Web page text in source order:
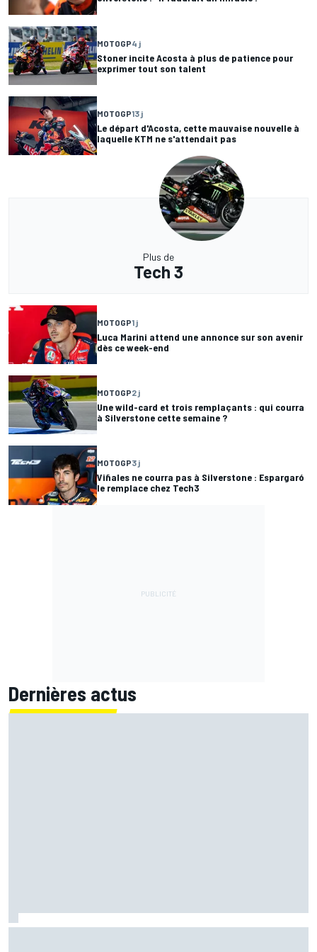
MOTOGP4 j
Stoner incite Acosta à plus de patience pour
exprimer tout son talent
MOTOGP13 j
Le départ d'Acosta, cette mauvaise nouvelle à
laquelle KTM ne s'attendait pas
Plus de
Tech 3
MOTOGP1 j
Luca Marini attend une annonce sur son avenir
dès ce week-end
MOTOGP2 j
Une wild-card et trois remplaçants : qui courra
à Silverstone cette semaine ?
MOTOGP3 j
Viñales ne courra pas à Silverstone : Espargaró
le remplace chez Tech3
Dernières actus